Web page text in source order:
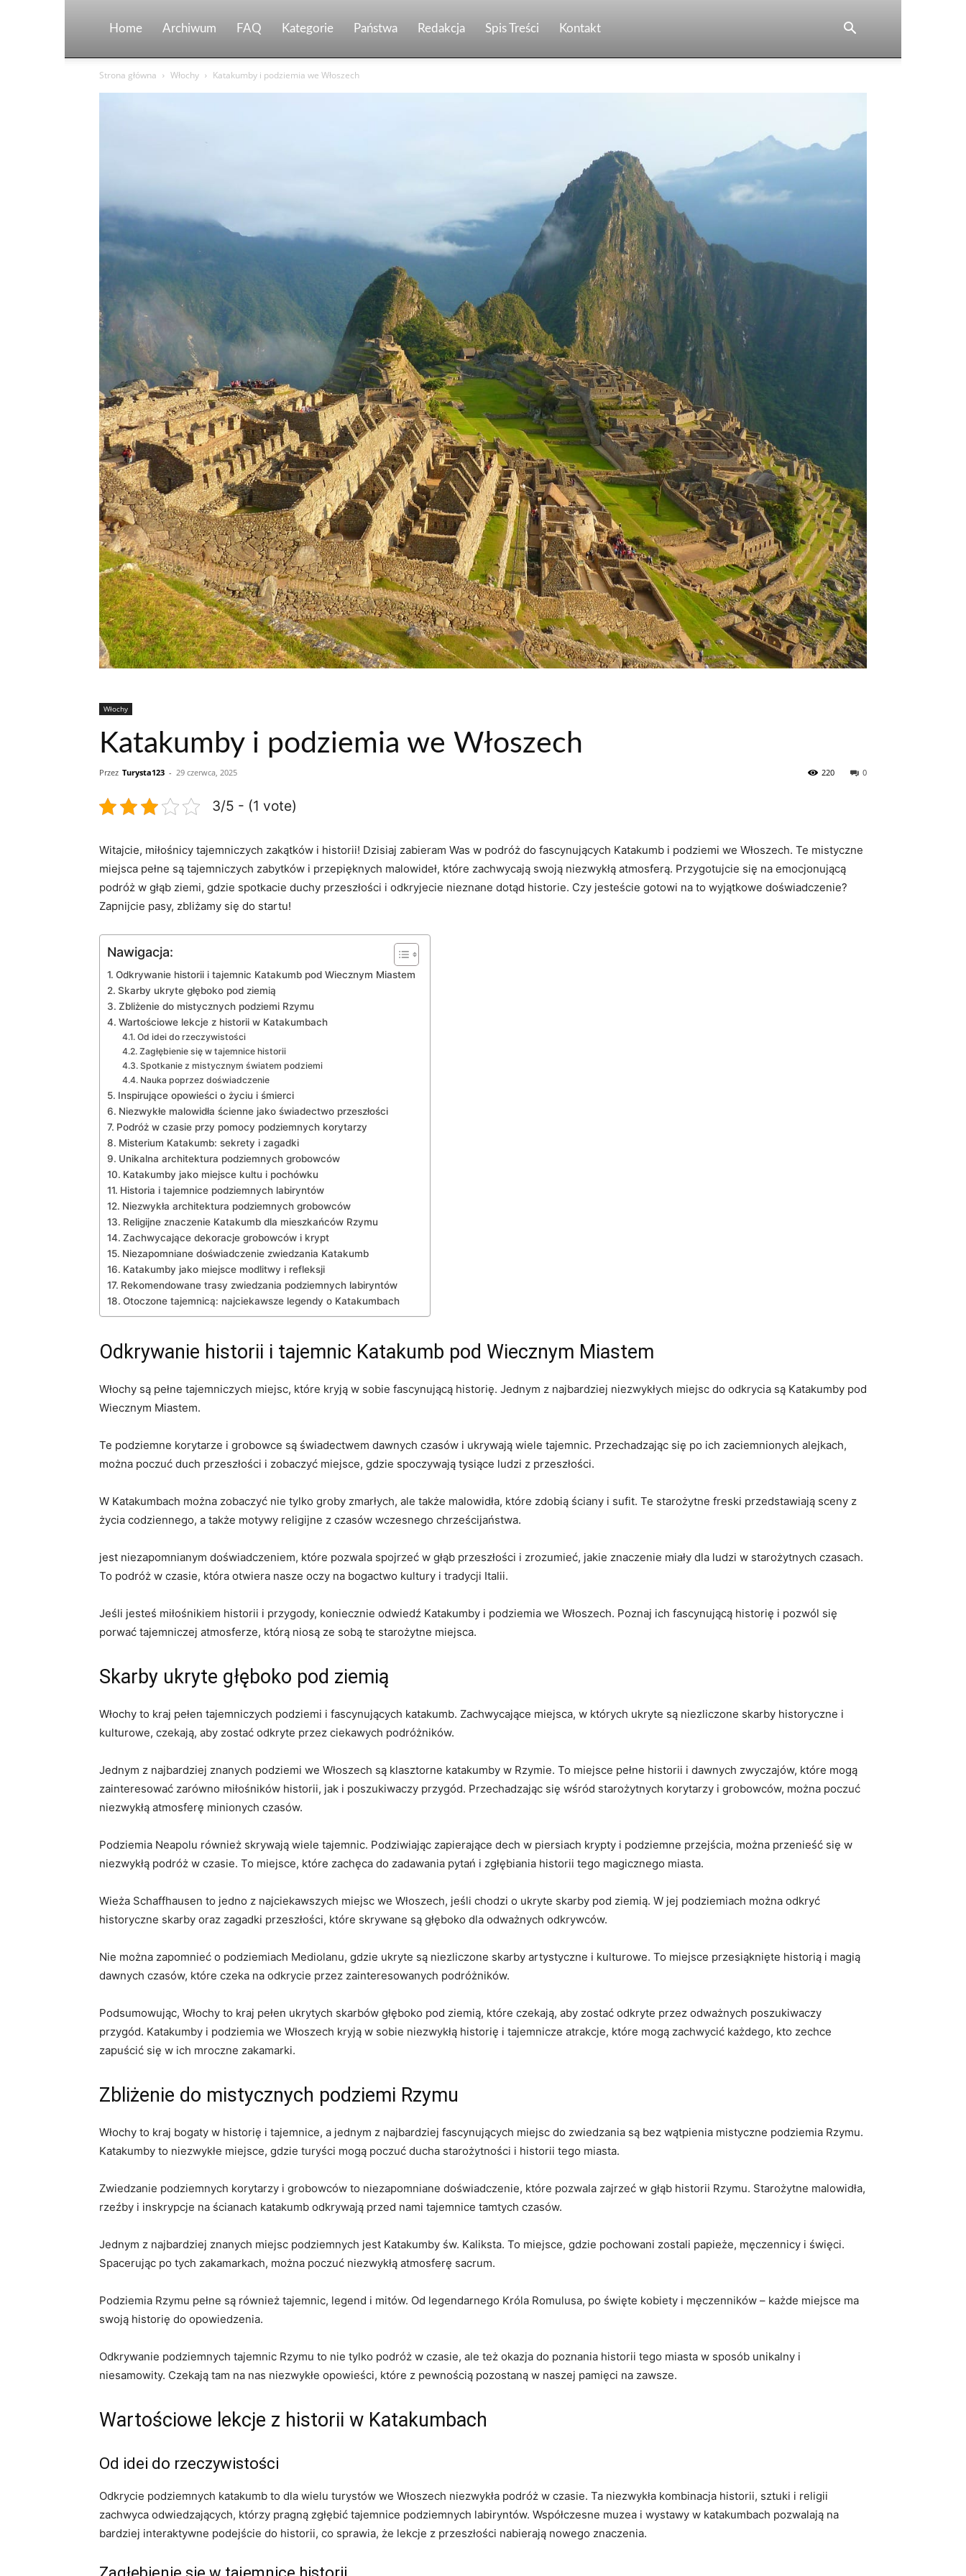
Home Archiwum FAQ Kategorie Państwa Redakcja Spis Treści Kontakt
Strona główna Włochy Katakumby i podziemia we Włoszech
Włochy
Katakumby i podziemia we Włoszech
Przez Turysta123 - 29 czerwca, 2025 0
220
3/5 - (1 vote)
Witajcie, miłośnicy‌ tajemniczych zakątków⁣ i historii! Dzisiaj zabieram Was w‌ podróż do fascynujących Katakumb i podziemi we Włoszech. ​Te mistyczne
miejsca ⁢pełne są tajemniczych zabytków i ⁣przepięknych malowideł, które zachwycają swoją niezwykłą atmosferą. Przygotujcie się na emocjonującą
podróż w ​głąb⁤ ziemi, gdzie spotkacie⁢ duchy przeszłości i odkryjecie ⁢nieznane dotąd historie. Czy jesteście gotowi na to wyjątkowe doświadczenie?
‌Zapnijcie ‌pasy, zbliżamy się do startu!
Nawigacja:
Odkrywanie historii i tajemnic Katakumb ‌pod ‌Wiecznym Miastem
Skarby ukryte głęboko ⁣pod ziemią
Zbliżenie do​ mistycznych podziemi Rzymu
Wartościowe⁤ lekcje z historii ‌w Katakumbach
Od ⁤idei⁤ do⁢ rzeczywistości
Zagłębienie‌ się w tajemnice historii
Spotkanie ‌z ‍mistycznym ⁤światem podziemi
Nauka poprzez doświadczenie
Inspirujące opowieści o życiu i ⁣śmierci
Niezwykłe malowidła ścienne jako świadectwo przeszłości
Podróż w czasie przy ‌pomocy ⁣podziemnych korytarzy
Misterium Katakumb: ⁢sekrety i zagadki
Unikalna architektura podziemnych grobowców
Katakumby ‍jako miejsce ‌kultu i​ pochówku
Historia i​ tajemnice podziemnych labiryntów
Niezwykła architektura⁢ podziemnych⁤ grobowców
Religijne znaczenie ​Katakumb dla mieszkańców Rzymu
Zachwycające dekoracje grobowców⁣ i krypt
Niezapomniane doświadczenie zwiedzania Katakumb
Katakumby jako miejsce modlitwy ​i ⁢refleksji
Rekomendowane trasy zwiedzania ‍podziemnych‍ labiryntów
Otoczone tajemnicą: najciekawsze legendy o⁣ Katakumbach
Odkrywanie historii i tajemnic Katakumb ‌pod ‌Wiecznym Miastem
Włochy są pełne tajemniczych ⁢miejsc, które ​kryją w ⁣sobie fascynującą historię. Jednym z najbardziej niezwykłych ​miejsc do odkrycia są Katakumby pod
Wiecznym Miastem.
Te ‍podziemne ​korytarze i‍ grobowce są ⁤świadectwem dawnych czasów i ukrywają⁣ wiele tajemnic. Przechadzając się po⁤ ich zaciemnionych alejkach,
⁢można poczuć duch przeszłości i zobaczyć miejsce, gdzie spoczywają tysiące ludzi z przeszłości.
W Katakumbach można zobaczyć nie tylko groby ‍zmarłych, ⁣ale także malowidła, które zdobią ⁣ściany i sufit. ⁢Te starożytne freski ‌przedstawiają sceny z
życia codziennego, a także motywy religijne z ⁤czasów⁤ wczesnego‍ chrześcijaństwa.
jest niezapomnianym doświadczeniem,​ które pozwala spojrzeć w‍ głąb przeszłości⁣ i⁢ zrozumieć, jakie⁢ znaczenie miały dla ludzi​ w starożytnych ‍czasach.
To podróż w czasie, która otwiera nasze oczy na bogactwo⁣ kultury‌ i⁢ tradycji Italii.
Jeśli jesteś⁢ miłośnikiem historii i przygody, koniecznie odwiedź Katakumby⁣ i podziemia we Włoszech.‌ Poznaj ich fascynującą historię i pozwól się‍
porwać⁣ tajemniczej atmosferze, którą niosą ze‍ sobą te starożytne miejsca.
Skarby ukryte głęboko ⁣pod ziemią
Włochy‍ to ⁣kraj pełen‍ tajemniczych podziemi i fascynujących katakumb. Zachwycające miejsca, w których‍ ukryte są niezliczone ⁣skarby⁣ historyczne​ i
kulturowe, czekają, aby zostać odkryte przez ciekawych podróżników.
Jednym z najbardziej znanych ⁣podziemi we Włoszech‍ są ⁣klasztorne katakumby w Rzymie. To miejsce pełne⁤ historii i dawnych zwyczajów, które mogą ​
zainteresować zarówno miłośników historii,⁣ jak i poszukiwaczy przygód. Przechadzając się⁤ wśród‌ starożytnych‍ korytarzy⁤ i grobowców, można poczuć
⁢niezwykłą atmosferę‍ minionych czasów.
Podziemia⁤ Neapolu ⁣również ⁢skrywają wiele tajemnic. ‌Podziwiając zapierające dech w piersiach ​krypty i ​podziemne⁣ przejścia, można ​przenieść się⁣ w
niezwykłą podróż w czasie. To miejsce, które zachęca do‌ zadawania ⁤pytań ‍i zgłębiania ‌historii tego ‍magicznego⁤ miasta.
Wieża Schaffhausen to jedno z⁣ najciekawszych ⁣miejsc we Włoszech, jeśli chodzi o ukryte skarby pod ziemią. W ⁣jej ​podziemiach⁤ można⁤ odkryć
historyczne skarby oraz zagadki przeszłości, które skrywane są głęboko dla odważnych​ odkrywców.
Nie można zapomnieć ‌o podziemiach Mediolanu,‍ gdzie ukryte są ‍niezliczone⁢ skarby artystyczne i kulturowe. To ⁤miejsce przesiąknięte historią i magią
dawnych czasów, które czeka⁢ na ⁢odkrycie przez zainteresowanych podróżników.
Podsumowując, Włochy ⁤to kraj ‍pełen ​ukrytych ‌skarbów głęboko pod ziemią,‌ które⁤ czekają, aby⁣ zostać odkryte ‌przez odważnych poszukiwaczy
przygód. Katakumby i podziemia we Włoszech kryją w sobie ⁢niezwykłą historię ‍i​ tajemnicze atrakcje,‍ które ⁢mogą zachwycić każdego,‍ kto ⁣zechce⁢
zapuścić ‍się⁢ w ​ich mroczne zakamarki.
Zbliżenie do​ mistycznych podziemi Rzymu
Włochy ‌to kraj bogaty⁢ w ⁤historię⁤ i tajemnice, a jednym‌ z najbardziej fascynujących miejsc do zwiedzania są bez ​wątpienia​ mistyczne podziemia Rzymu.
Katakumby to⁢ niezwykłe miejsce, gdzie turyści mogą poczuć ducha starożytności ⁢i historii​ tego⁢ miasta.
Zwiedzanie ⁤podziemnych korytarzy ⁤i⁤ grobowców to​ niezapomniane doświadczenie, ⁤które pozwala zajrzeć w ⁣głąb historii Rzymu.⁢ Starożytne malowidła,
rzeźby i inskrypcje ​na ścianach katakumb odkrywają przed‌ nami tajemnice tamtych czasów.
Jednym⁢ z najbardziej znanych miejsc podziemnych ‌jest Katakumby św.⁣ Kaliksta. To miejsce, gdzie pochowani zostali papieże, męczennicy‌ i ⁢święci.
Spacerując po tych⁤ zakamarkach, można‍ poczuć ⁢niezwykłą​ atmosferę ‍sacrum.
Podziemia Rzymu ​pełne są również tajemnic,⁣ legend i⁣ mitów. Od legendarnego Króla Romulusa, po święte kobiety i męczenników‌ – każde miejsce ma
swoją historię do ​opowiedzenia.
Odkrywanie podziemnych tajemnic Rzymu to nie​ tylko podróż w czasie, ale też okazja ‌do poznania historii⁤ tego ⁤miasta w sposób unikalny i
niesamowity. Czekają tam na nas niezwykłe opowieści,‌ które ‌z pewnością pozostaną​ w naszej pamięci na zawsze.
Wartościowe⁤ lekcje z historii ‌w Katakumbach
Od ⁤idei⁤ do⁢ rzeczywistości
Odkrycie podziemnych ​katakumb to dla wielu turystów⁣ we Włoszech⁣ niezwykła podróż⁢ w czasie. Ta niezwykła kombinacja⁣ historii, ⁢sztuki ⁣i religii⁢
zachwyca⁢ odwiedzających, którzy pragną​ zgłębić‌ tajemnice podziemnych‌ labiryntów.‌ Współczesne muzea i wystawy w⁤ katakumbach pozwalają na
bardziej⁣ interaktywne podejście do historii, co ⁣sprawia, że lekcje z przeszłości nabierają nowego znaczenia.